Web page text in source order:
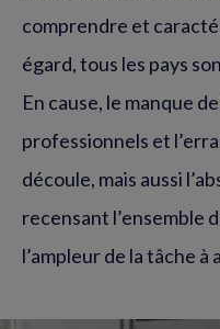
comprendre et
égard, tous les pays
En cause, le manque
professionnels et
découle, mais aussi
recensant l’ensemble
l’ampleur de la tâche à